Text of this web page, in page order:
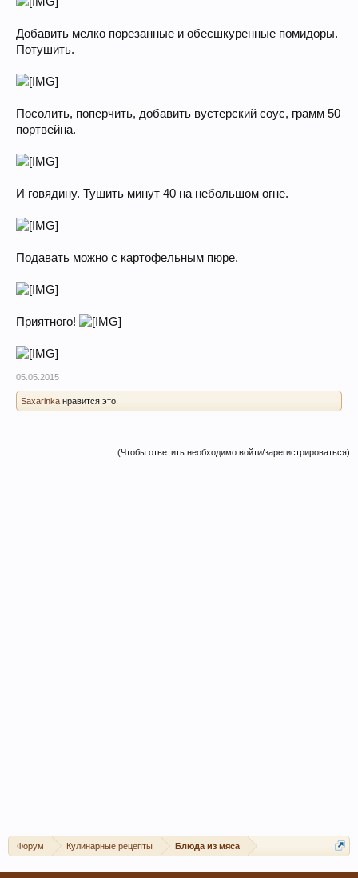
Добавить мелко порезанные и обесшкуренные помидоры.
Потушить.
Посолить, поперчить, добавить вустерский соус, грамм 50
портвейна.
И говядину. Тушить минут 40 на небольшом огне.
Подавать можно с картофельным пюре.
Приятного!
05.05.2015
Saxarinka нравится это.
(Чтобы ответить необходимо войти/зарегистрироваться)
Форум Кулинарные рецепты Блюда из мяса